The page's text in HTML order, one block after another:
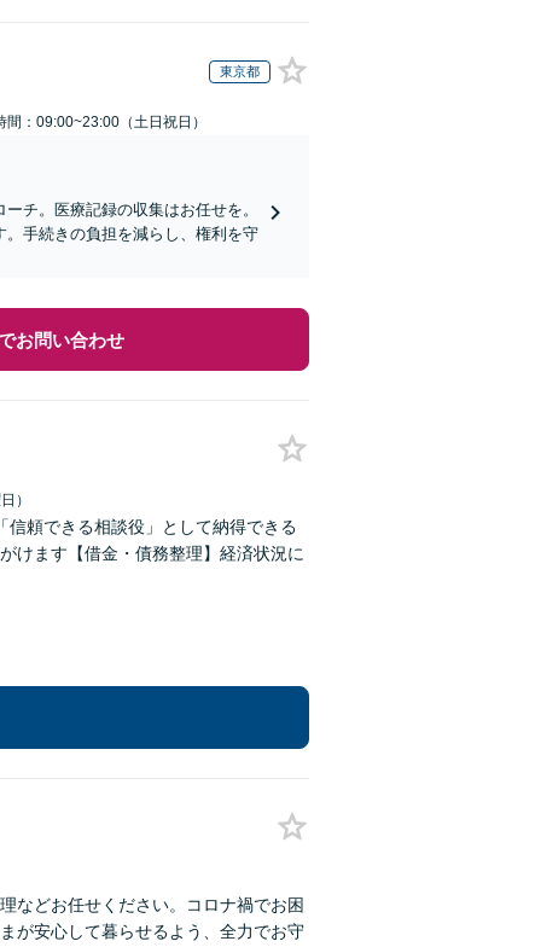
東京都
間：09:00~23:00（土日祝日）
チ。医療記録の収集はお任せを。
手続きの負担を減らし、権利を守
お問い合わせ
）
信頼できる相談役」として納得できる
けます【借金・債務整理】経済状況に
などお任せください。コロナ禍でお困
が安心して暮らせるよう、全力でお守